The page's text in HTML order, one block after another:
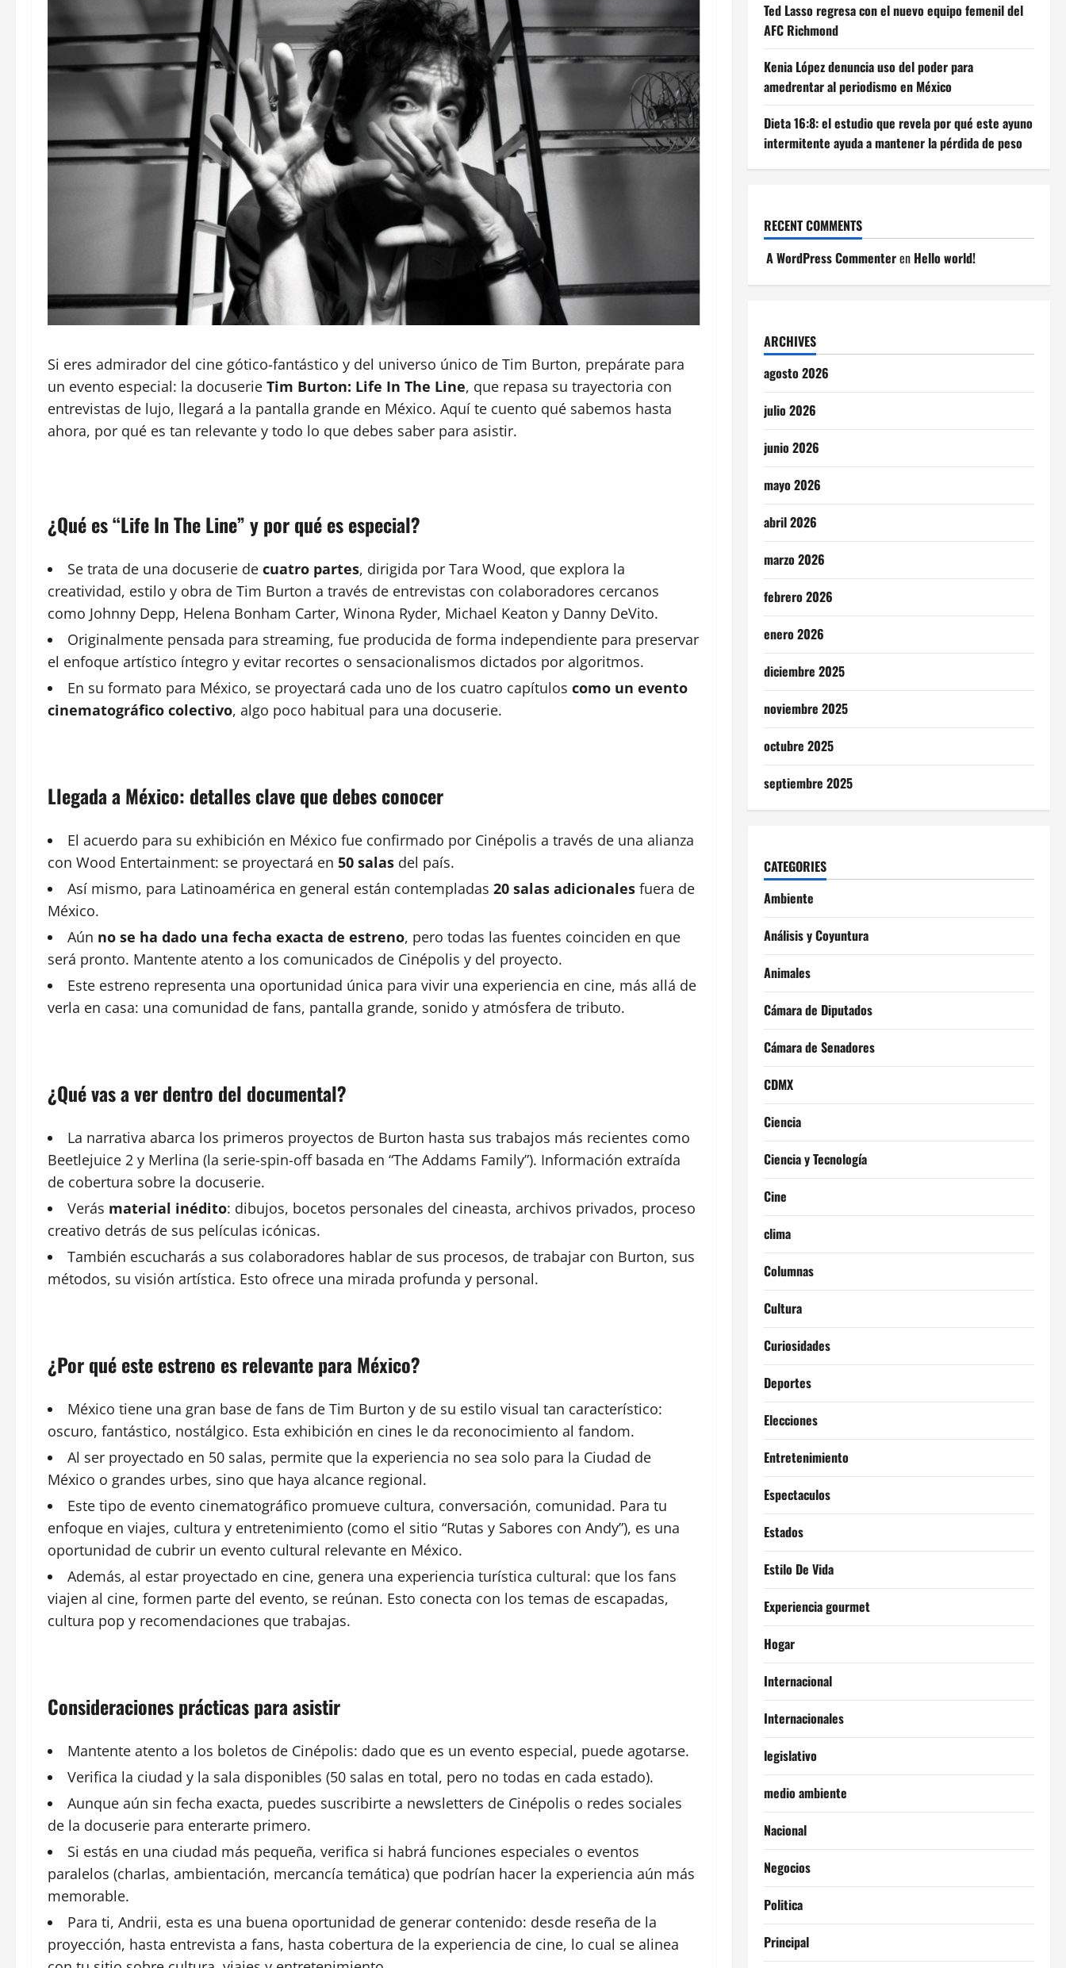
Si eres admirador del cine gótico-fantástico y del universo único de Tim Burton, prepárate para
un evento especial: la docuserie Tim Burton: Life In The Line, que repasa su trayectoria con
entrevistas de lujo, llegará a la pantalla grande en México. Aquí te cuento qué sabemos hasta
ahora, por qué es tan relevante y todo lo que debes saber para asistir.
¿Qué es “Life In The Line” y por qué es especial?
Se trata de una docuserie de cuatro partes, dirigida por Tara Wood, que explora la
creatividad, estilo y obra de Tim Burton a través de entrevistas con colaboradores cercanos
como Johnny Depp, Helena Bonham Carter, Winona Ryder, Michael Keaton y Danny DeVito.
Originalmente pensada para streaming, fue producida de forma independiente para preservar
el enfoque artístico íntegro y evitar recortes o sensacionalismos dictados por algoritmos.
En su formato para México, se proyectará cada uno de los cuatro capítulos como un evento
cinematográfico colectivo, algo poco habitual para una docuserie.
Llegada a México: detalles clave que debes conocer
El acuerdo para su exhibición en México fue confirmado por Cinépolis a través de una alianza
con Wood Entertainment: se proyectará en 50 salas del país.
Así mismo, para Latinoamérica en general están contempladas 20 salas adicionales fuera de
México.
Aún no se ha dado una fecha exacta de estreno, pero todas las fuentes coinciden en que
será pronto. Mantente atento a los comunicados de Cinépolis y del proyecto.
Este estreno representa una oportunidad única para vivir una experiencia en cine, más allá de
verla en casa: una comunidad de fans, pantalla grande, sonido y atmósfera de tributo.
¿Qué vas a ver dentro del documental?
La narrativa abarca los primeros proyectos de Burton hasta sus trabajos más recientes como
Beetlejuice 2 y Merlina (la serie-spin-off basada en “The Addams Family”). Información extraída
de cobertura sobre la docuserie.
Verás material inédito: dibujos, bocetos personales del cineasta, archivos privados, proceso
creativo detrás de sus películas icónicas.
También escucharás a sus colaboradores hablar de sus procesos, de trabajar con Burton, sus
métodos, su visión artística. Esto ofrece una mirada profunda y personal.
¿Por qué este estreno es relevante para México?
México tiene una gran base de fans de Tim Burton y de su estilo visual tan característico:
oscuro, fantástico, nostálgico. Esta exhibición en cines le da reconocimiento al fandom.
Al ser proyectado en 50 salas, permite que la experiencia no sea solo para la Ciudad de
México o grandes urbes, sino que haya alcance regional.
Este tipo de evento cinematográfico promueve cultura, conversación, comunidad. Para tu
enfoque en viajes, cultura y entretenimiento (como el sitio “Rutas y Sabores con Andy”), es una
oportunidad de cubrir un evento cultural relevante en México.
Además, al estar proyectado en cine, genera una experiencia turística cultural: que los fans
viajen al cine, formen parte del evento, se reúnan. Esto conecta con los temas de escapadas,
cultura pop y recomendaciones que trabajas.
Consideraciones prácticas para asistir
Mantente atento a los boletos de Cinépolis: dado que es un evento especial, puede agotarse.
Verifica la ciudad y la sala disponibles (50 salas en total, pero no todas en cada estado).
Aunque aún sin fecha exacta, puedes suscribirte a newsletters de Cinépolis o redes sociales
de la docuserie para enterarte primero.
Si estás en una ciudad más pequeña, verifica si habrá funciones especiales o eventos
paralelos (charlas, ambientación, mercancía temá­tica) que podrían hacer la experiencia aún más
memorable.
Para ti, Andrii, esta es una buena oportunidad de generar contenido: desde reseña de la
proyección, hasta entrevista a fans, hasta cobertura de la experiencia de cine, lo cual se alinea
Ted Lasso regresa con el nuevo equipo femenil del
AFC Richmond
Kenia López denuncia uso del poder para
amedrentar al periodismo en México
Dieta 16:8: el estudio que revela por qué este ayuno
intermitente ayuda a mantener la pérdida de peso
RECENT COMMENTS
A WordPress Commenteren Hello world!
ARCHIVES
agosto 2026
julio 2026
junio 2026
mayo 2026
abril 2026
marzo 2026
febrero 2026
enero 2026
diciembre 2025
noviembre 2025
octubre 2025
septiembre 2025
CATEGORIES
Ambiente
Análisis y Coyuntura
Animales
Cámara de Diputados
Cámara de Senadores
CDMX
Ciencia
Ciencia y Tecnología
Cine
clima
Columnas
Cultura
Curiosidades
Deportes
Elecciones
Entretenimiento
Espectaculos
Estados
Estilo De Vida
Experiencia gourmet
Hogar
Internacional
Internacionales
legislativo
medio ambiente
Nacional
Negocios
Politica
Principal